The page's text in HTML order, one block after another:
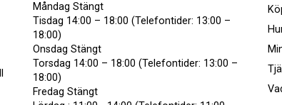
Måndag Stängt
Tisdag 14:00 – 18:00 (Telefontider: 13:00 –
18:00)
Onsdag Stängt
Torsdag 14:00 – 18:00 (Telefontider: 13:00 –
18:00)
Fredag Stängt